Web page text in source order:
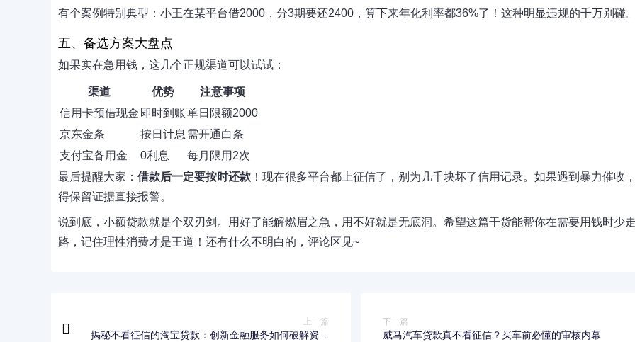
有个案例特别典型：小王在某平台借2000，分3期要还2400，算下来年化利率都36%了！这种明显违规的千万别碰。
五、备选方案大盘点
如果实在急用钱，这几个正规渠道可以试试：
渠道 优势
注意事项
信用卡预借现金 即时到账单日限额2000
京东金条
按日计息 需开通白条
支付宝备用金
0利息
每月限用2次
最后提醒大家： 借款后一定要按时还款 ！现在很多平台都上征信了，别为几千块坏了信用记录。如果遇到暴力催收
得保留证据直接报警。
说到底，小额贷款就是个双刃剑。用好了能解燃眉之急，用不好就是无底洞。希望这篇干货能帮你在需要用钱时少
路，记住理性消费才是王道！还有什么不明白的，评论区见~
上一篇
揭秘不看征信的淘宝贷款：创新金融服务如何破解资金
下一篇
威马汽车贷款真不看征信？买车前必懂的审核内幕